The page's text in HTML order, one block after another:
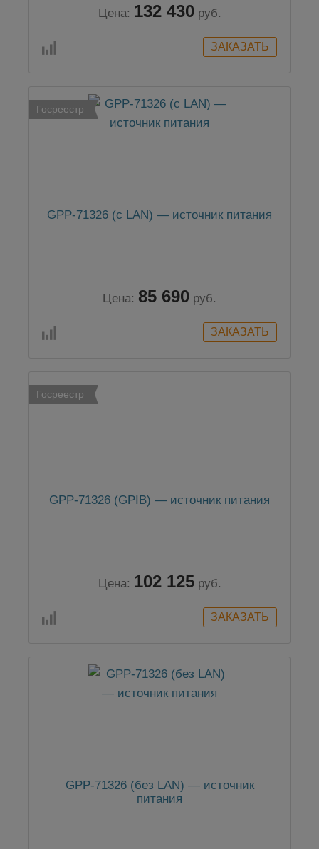
Цена: 132 430 руб.
Госреестр
GPP-71326 (c LAN) — источник питания
Цена: 85 690 руб.
Госреестр
GPP-71326 (GPIB) — источник питания
Цена: 102 125 руб.
GPP-71326 (без LAN) — источник
питания